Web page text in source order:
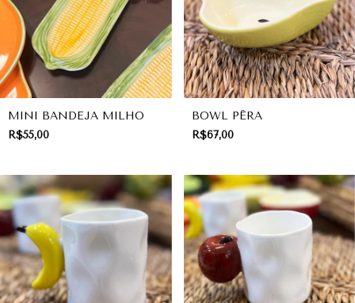
MINI BANDEJA MILHO
R$55,00
BOWL PÊRA
R$67,00